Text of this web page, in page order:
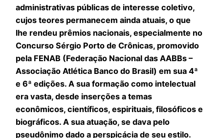
administrativas públicas de interesse coletivo,
cujos teores permanecem ainda atuais, o que
lhe rendeu prêmios nacionais, especialmente no
Concurso Sérgio Porto de Crônicas, promovido
pela FENAB (Federação Nacional das AABBs –
Associação Atlética Banco do Brasil) em sua 4ª
e 6ª edições. A sua formação como intelectual
era vasta, desde inserções a temas
econômicos, científicos, espirituais, filosóficos e
biográficos. A sua atuação, se dava pelo
pseudônimo dado a perspicácia de seu estilo.